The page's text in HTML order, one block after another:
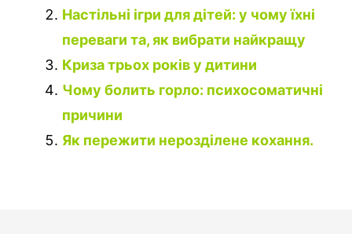
Настільні ігри для дітей: у чому їхні
переваги та, як вибрати найкращу
Криза трьох років у дитини
Чому болить горло: психосоматичні
причини
Як пережити нерозділене кохання.